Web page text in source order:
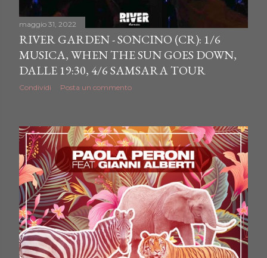
maggio 31, 2022
RIVER GARDEN - SONCINO (CR): 1/6
MUSICA, WHEN THE SUN GOES DOWN,
DALLE 19:30, 4/6 SAMSARA TOUR
Condividi Posta un commento